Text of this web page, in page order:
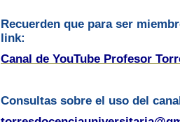
Recuerden que para ser
link:
Canal de YouTube Profesor
Consultas sobre el uso del